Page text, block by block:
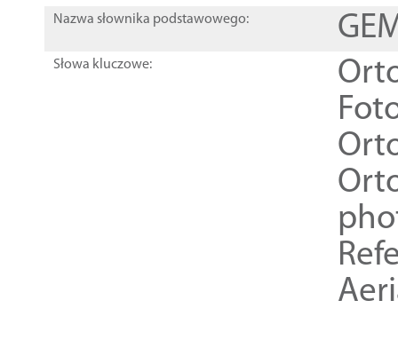
Nazwa słownika podstawowego:
Słowa kluczowe: